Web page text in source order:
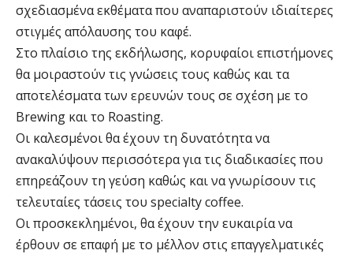
σχεδιασμένα εκθέματα που αναπαριστούν ιδιαίτερες
στιγμές απόλαυσης του καφέ.
Στο πλαίσιο της εκδήλωσης, κορυφαίοι επιστήμονες
θα μοιραστούν τις γνώσεις τους καθώς και τα
αποτελέσματα των ερευνών τους σε σχέση με το
Brewing και το Roasting.
Οι καλεσμένοι θα έχουν τη δυνατότητα να
ανακαλύψουν περισσότερα για τις διαδικασίες που
επηρεάζουν τη γεύση καθώς και να γνωρίσουν τις
τελευταίες τάσεις του specialty coffee.
Οι προσκεκλημένοι, θα έχουν την ευκαιρία να
έρθουν σε επαφή με το μέλλον στις επαγγελματικές